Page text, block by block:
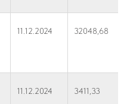
11.12.2024 32048,68
11.12.2024 3411,33